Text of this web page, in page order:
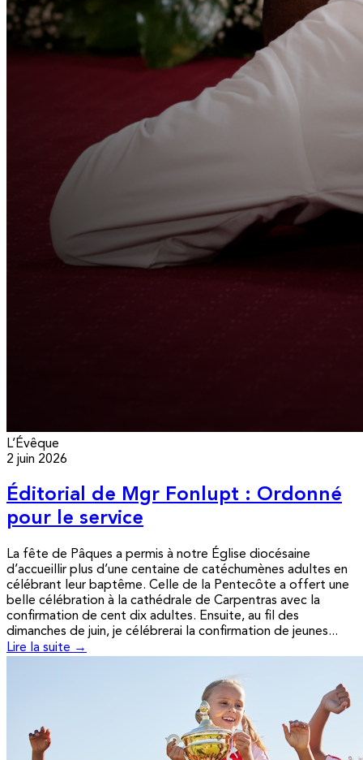
L’Évêque
2 juin 2026
Éditorial de Mgr Fonlupt : Ordonné
pour le service
La fête de Pâques a permis à notre Église diocésaine
d’accueillir plus d’une centaine de catéchumènes adultes en
célébrant leur baptême. Celle de la Pentecôte a offert une
belle célébration à la cathédrale de Carpentras avec la
confirmation de cent dix adultes. Ensuite, au fil des
dimanches de juin, je célébrerai la confirmation de jeunes...
Lire la suite →